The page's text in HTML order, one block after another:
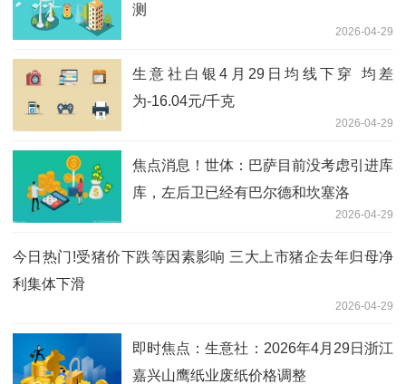
测
2026-04-29
生意社白银4月29日均线下穿 均差
为-16.04元/千克
2026-04-29
焦点消息！世体：巴萨目前没考虑引进库
库，左后卫已经有巴尔德和坎塞洛
2026-04-29
今日热门!受猪价下跌等因素影响 三大上市猪企去年归母净
利集体下滑
2026-04-29
即时焦点：生意社：2026年4月29日浙江
嘉兴山鹰纸业废纸价格调整